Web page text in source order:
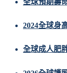
2024全球身
全球成人肥